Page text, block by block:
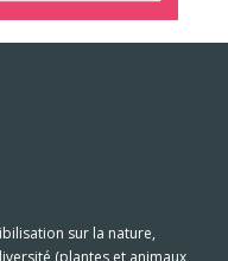
sur la nature,
(plantes et animaux